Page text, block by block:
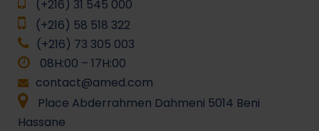
(+216) 31 545 000
(+216) 58 518 322
(+216) 73 305 003
08H:00 – 17H:00
contact@amed.com
Place Abderrahmen Dahmeni 5014 Beni
Hassane